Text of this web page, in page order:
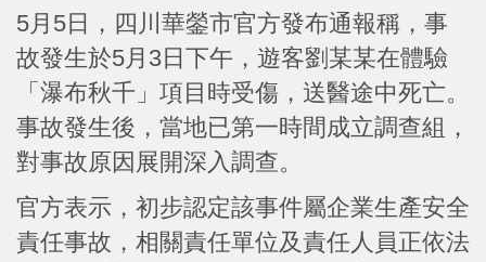
5月5日，四川華鎣市官方發布通報稱，事
故發生於5月3日下午，遊客劉某某在體驗
「瀑布秋千」項目時受傷，送醫途中死亡。
事故發生後，當地已第一時間成立調查組，
對事故原因展開深入調查。
官方表示，初步認定該事件屬企業生產安全
責任事故，相關責任單位及責任人員正依法